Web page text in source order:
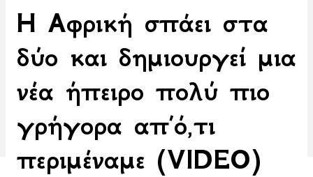
Η Αφρική σπάει στα
δύο και δημιουργεί μια
νέα ήπειρο πολύ πιο
γρήγορα απ΄ό,τι
περιμέναμε (VIDEO)